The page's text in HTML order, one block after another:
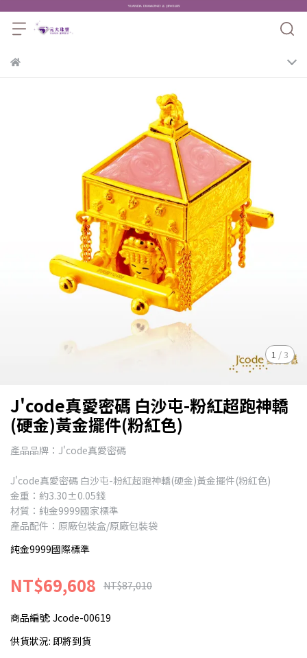
1 /3
J'code真愛密碼 白沙屯-粉紅超跑神轎
(硬金)黃金擺件(粉紅色)
產品品牌：J'code真愛密碼
J'code真愛密碼 白沙屯-粉紅超跑神轎(硬金)黃金擺件(粉紅色)
金重：約3.30±0.05錢
材質：純金9999國家標準
產品配件：原廠包裝盒/原廠包裝袋
純金9999國際標準
NT$69,608 NT$87,010
商品編號: Jcode-00619
供貨狀況: 即將到貨